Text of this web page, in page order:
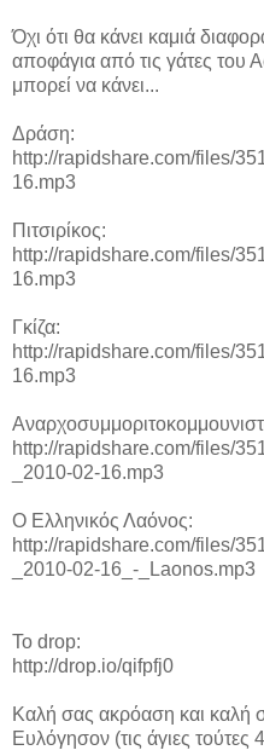
Όχι ότι θα κάνει καμιά
αποφάγια από τις γάτες του
μπορεί να κάνει...
Δράση:
http://rapidshare.com/files/
16.mp3
Πιτσιρίκος:
http://rapidshare.com/files/
16.mp3
Γκίζα:
http://rapidshare.com/files/
16.mp3
http://rapidshare.com/files/
_2010-02-16.mp3
Ο Ελληνικός Λαόνος:
http://rapidshare.com/files/
_2010-02-16_-_Laonos.mp3
To drop:
http://drop.io/qifpfj0
Καλή σας ακρόαση και καλή
Ευλόγησον (τις άγιες τούτες